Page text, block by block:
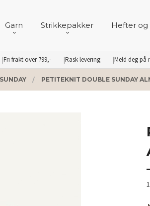
Fri frakt over 799,- Rask levering Meld deg på
Garn Strikkepakker Hefter
PETITEKNIT DOUBLE SUNDAY